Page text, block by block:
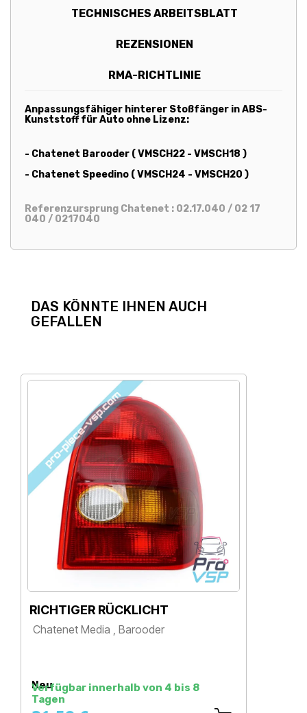
TECHNISCHES ARBEITSBLATT
REZENSIONEN
RMA-RICHTLINIE
Anpassungsfähiger hinterer Stoßfänger in ABS-
Kunststoff für Auto ohne Lizenz:
- Chatenet Barooder ( VMSCH22 - VMSCH18 )
- Chatenet Speedino ( VMSCH24 - VMSCH20 )
Referenzursprung Chatenet : 02.17.040 / 02 17
040 / 0217040
DAS KÖNNTE IHNEN AUCH
GEFALLEN
RICHTIGER RÜCKLICHT
Chatenet Media , Barooder
Neu
Verfügbar innerhalb von 4 bis 8
Tagen